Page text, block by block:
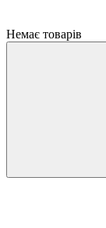
Немає товарів